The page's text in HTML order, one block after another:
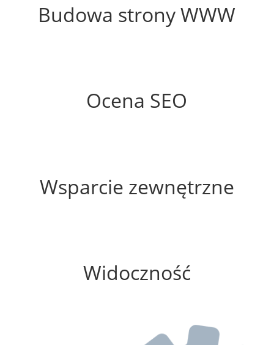
Budowa strony WWW
Ocena SEO
Wsparcie zewnętrzne
Widoczność